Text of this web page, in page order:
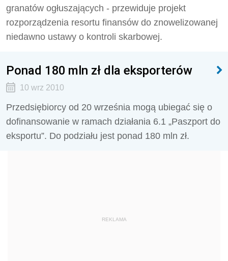
granatów ogłuszających - przewiduje projekt
rozporządzenia resortu finansów do znowelizowanej
niedawno ustawy o kontroli skarbowej.
Ponad 180 mln zł dla eksporterów
10 wrz 2010
Przedsiębiorcy od 20 września mogą ubiegać się o
dofinansowanie w ramach działania 6.1 „Paszport do
eksportu”. Do podziału jest ponad 180 mln zł.
REKLAMA